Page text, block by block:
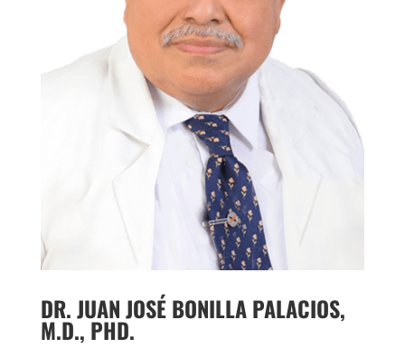
DR. JUAN JOSÉ BONILLA PALACIOS,
M.D., PHD.